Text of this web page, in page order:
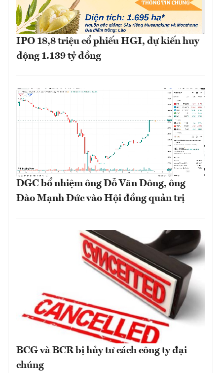
IPO 18,8 triệu cổ phiếu HGI, dự kiến huy
động 1.139 tỷ đồng
DGC bổ nhiệm ông Đỗ Văn Đông, ông
Đào Mạnh Đức vào Hội đồng quản trị
BCG và BCR bị hủy tư cách công ty đại
chúng